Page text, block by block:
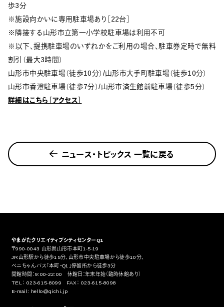
歩3分
※施設向かいに専用駐車場あり［22台］
※隣接する山形市立第一小学校駐車場は利用不可
※以下、提携駐車場のいずれかをご利用の場合、駐車券定時で無料
割引（最大3時間）
山形市中央駐車場（徒歩10分）/山形市大手町駐車場（徒歩10分）
山形市香澄駐車場（徒歩7分）/山形市済生館前駐車場（徒歩5分）
詳細はこちら［アクセス］
ニュース・トピックス 一覧に戻る
やまがたクリエイティブシティセンターQ1
〒990-0043 山形県山形市本町1-5-19
JR山形駅から徒歩15分、山形市中央駐車場から徒歩10分、
ベニちゃんバス「本町・Q1」停留所から徒歩3分
開館時間：9:00-22:00 休館日：年末年始（臨時休館あり）
TEL： 023-615-8099 FAX： 023-615-8098
E-mail: hello@qichi.jp